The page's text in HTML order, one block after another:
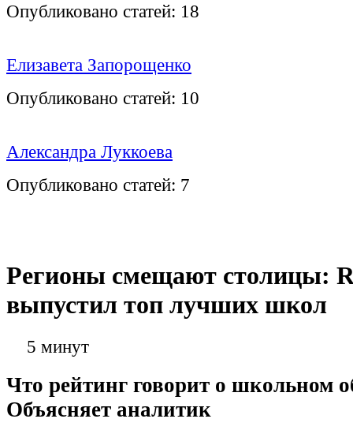
Опубликовано статей: 18
Елизавета Запорощенко
Опубликовано статей: 10
Александра Луккоева
Опубликовано статей: 7
Регионы смещают столицы:
выпустил топ лучших школ
5 минут
Что рейтинг говорит о школьном
Объясняет аналитик